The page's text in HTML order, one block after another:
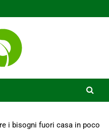
i bisogni fuori casa in poco